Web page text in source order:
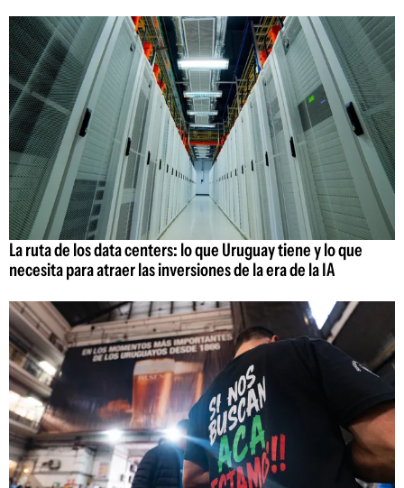
La ruta de los data centers: lo que Uruguay tiene y lo que
necesita para atraer las inversiones de la era de la IA